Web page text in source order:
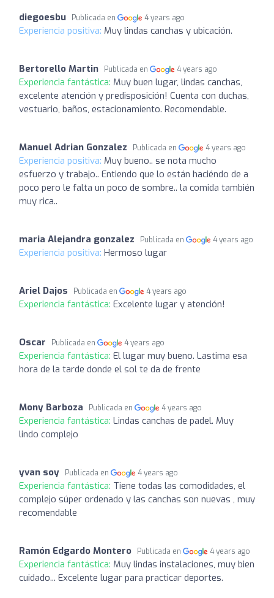
diegoesbu Publicada en 4 years ago
Experiencia positiva: Muy lindas canchas y ubicación.
Bertorello Martin Publicada en 4 years ago
Experiencia fantástica: Muy buen lugar, lindas canchas,
excelente atención y predisposición! Cuenta con duchas,
vestuario, baños, estacionamiento. Recomendable.
Manuel Adrian Gonzalez Publicada en 4 years ago
Experiencia positiva: Muy bueno.. se nota mucho
esfuerzo y trabajo.. Entiendo que lo están haciéndo de a
poco pero le falta un poco de sombre.. la comida también
muy rica..
maria Alejandra gonzalez Publicada en 4 years ago
Experiencia positiva: Hermoso lugar
Ariel Dajos Publicada en 4 years ago
Experiencia fantástica: Excelente lugar y atención!
Oscar Publicada en 4 years ago
Experiencia fantástica: El lugar muy bueno. Lastima esa
hora de la tarde donde el sol te da de frente
Mony Barboza Publicada en 4 years ago
Experiencia fantástica: Lindas canchas de padel. Muy
lindo complejo
yvan soy Publicada en 4 years ago
Experiencia fantástica: Tiene todas las comodidades, el
complejo súper ordenado y las canchas son nuevas , muy
recomendable
Ramón Edgardo Montero Publicada en 4 years ago
Experiencia fantástica: Muy lindas instalaciones, muy bien
cuidado... Excelente lugar para practicar deportes.